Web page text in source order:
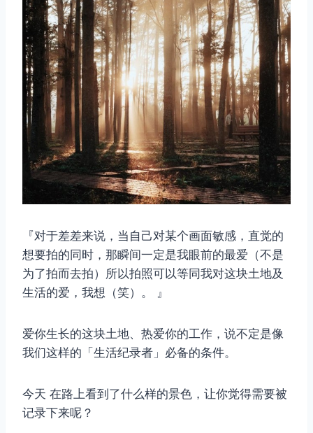
『对于差差来说，当自己对某个画面敏感，直觉的
想要拍的同时，那瞬间一定是我眼前的最爱（不是
为了拍而去拍）所以拍照可以等同我对这块土地及
生活的爱，我想（笑）。 』
爱你生长的这块土地、热爱你的工作，说不定是像
我们这样的「生活纪录者」必备的条件。
今天 在路上看到了什么样的景色，让你觉得需要被
记录下来呢？